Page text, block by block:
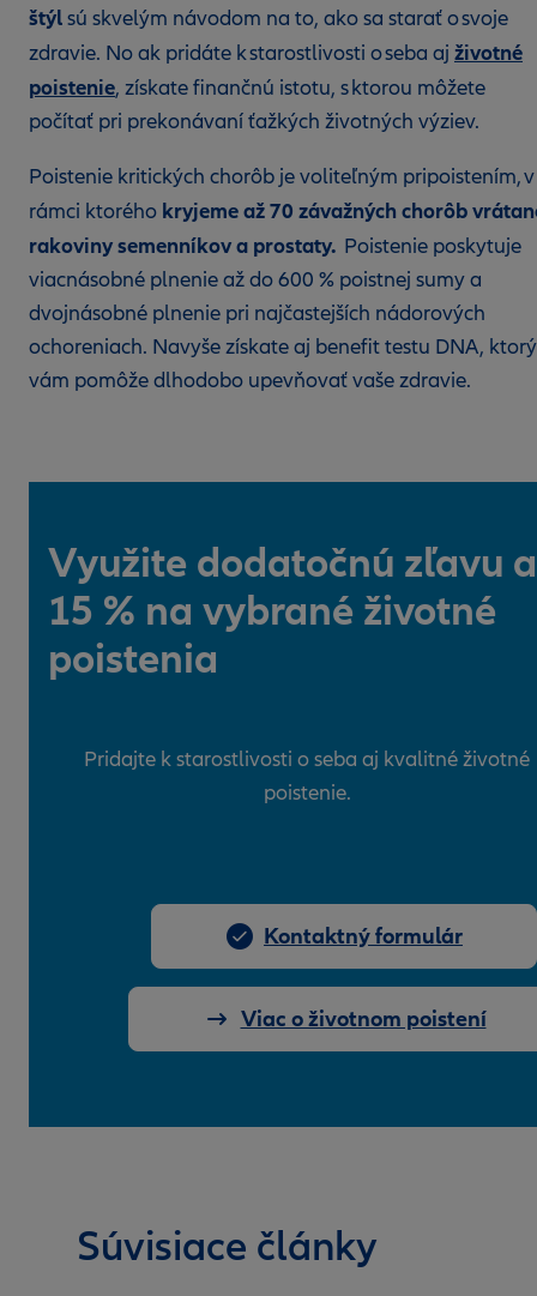
štýlsú skvelým návodom na to, ako sa starať o svoje
zdravie. No ak pridáte k starostlivosti o seba aj životné
poistenie, získate finančnú istotu, s ktorou môžete
počítať pri prekonávaní ťažkých životných výziev.
Poistenie kritických chorôb je voliteľným pripoistením, v
rámci ktorého kryjeme až 70 závažných chorôb
rakoviny semenníkov a prostaty. Poistenie poskytuje
viacnásobné plnenie až do 600 % poistnej sumy a
dvojnásobné plnenie pri najčastejších nádorových
ochoreniach. Navyše získate aj benefit testu DNA, ktorý
vám pomôže dlhodobo upevňovať vaše zdravie.
Využite dodatočnú zľavu
15 % na vybrané životné
poistenia
Pridajte k starostlivosti o seba aj kvalitné životné
poistenie.
Kontaktný formulár
Viac o životnom poistení
Súvisiace články